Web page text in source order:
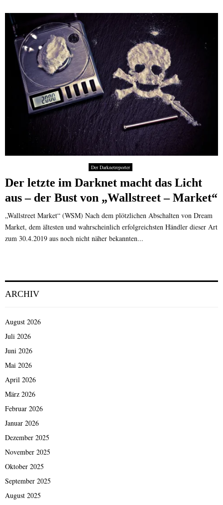
Der Darknetreporter
Der letzte im Darknet macht das Licht
aus – der Bust von „Wallstreet – Market“
„Wallstreet Market“ (WSM) Nach dem plötzlichen Abschalten von Dream
Market, dem ältesten und wahrscheinlich erfolgreichsten Händler dieser Art
zum 30.4.2019 aus noch nicht näher bekannten...
ARCHIV
August 2026
Juli 2026
Juni 2026
Mai 2026
April 2026
März 2026
Februar 2026
Januar 2026
Dezember 2025
November 2025
Oktober 2025
September 2025
August 2025